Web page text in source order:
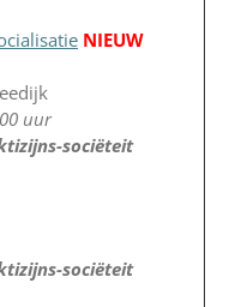
NIEUW
uur
sociëteit
sociëteit